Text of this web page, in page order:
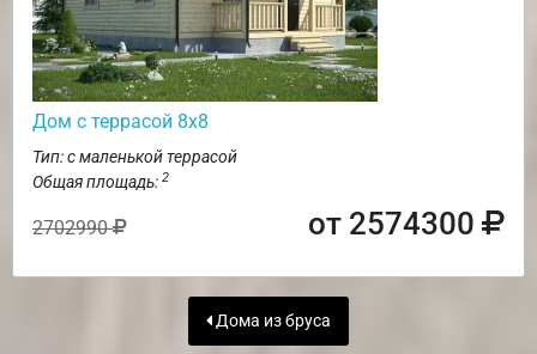
Дом с террасой 8х8
Тип: с маленькой террасой
Общая площадь: 2
2702990 от 2574300
Дома из бруса